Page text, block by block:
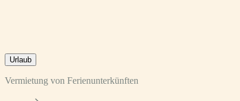
Urlaub
Vermietung von Ferienunterkünften